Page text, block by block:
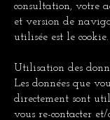
consultation, votre
et version de
utilisée est le cookie.
Utilisation des
Les données que
directement sont
vous re-contacter